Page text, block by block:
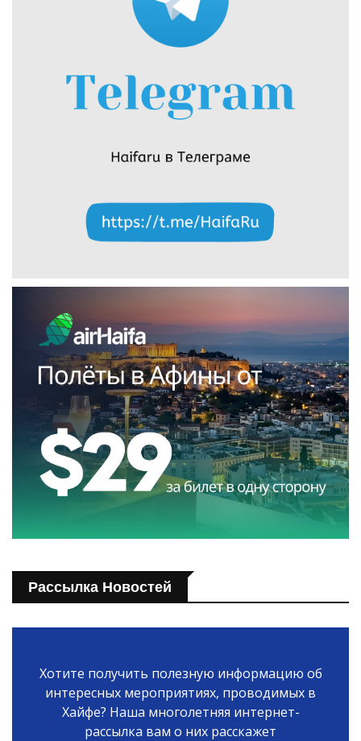
Рассылка Новостей
Хотите получить полезную информацию об
интересных мероприятиях, проводимых в
Хайфе? Наша многолетняя интернет-
рассылка вам о них расскажет